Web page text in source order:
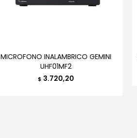
MICROFONO INALAMBRICO GEMINI
UHF01MF2
$ 3.720,20